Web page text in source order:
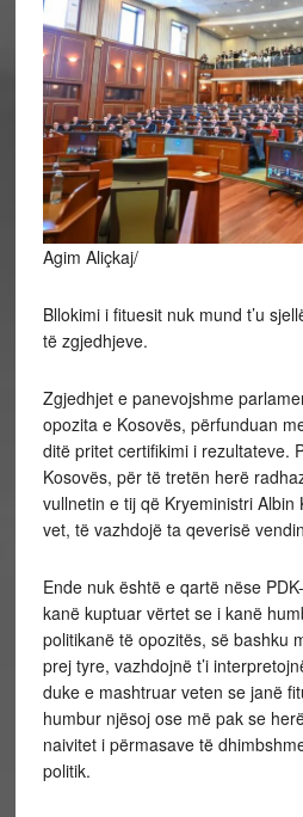
Agim Aliçkaj/
Bllokimi i fituesit nuk mund t’u
të zgjedhjeve.
Zgjedhjet e panevojshme
opozita e Kosovës, përfunduan
ditë pritet certifikimi i rezultateve.
Kosovës, për të tretën herë
vullnetin e tij që Kryeministri Albin
vet, të vazhdojë ta qeverisë
Ende nuk është e qartë nëse
kanë kuptuar vërtet se i kanë
politikanë të opozitës, së bashku
prej tyre, vazhdojnë t’i
duke e mashtruar veten se janë
humbur njësoj ose më pak se
naivitet i përmasave të
politik.